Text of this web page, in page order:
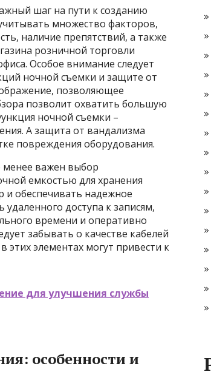
шаг на пути к созданию
множество факторов,
наличие препятствий, а также
розничной торговли
Особое внимание следует
ночной съемки и защите от
позволяющее
позволит охватить большую
ночной съемки –
А защита от вандализма
повреждения оборудования.
менее важен выбор
емкостью для хранения
и обеспечивать надежное
доступа к записям,
времени и оперативно
забывать о качестве кабелей
этих элементах могут привести к
для улучшения службы
особенности и